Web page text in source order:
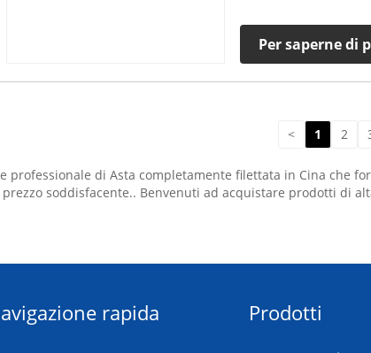
Per saperne di
< 1 2
professionale di Asta completamente filettata in Cina che
soddisfacente.. Benvenuti ad acquistare prodotti di
rapida Prodotti